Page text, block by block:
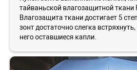
тайваньской влагозащитной ткани
Влагозащита ткани достигает 5
зонт достаточно слегка
него оставшиеся капли.